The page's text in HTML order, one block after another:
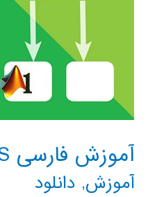
آموزش فارسی AMOS
آموزش, دانلود